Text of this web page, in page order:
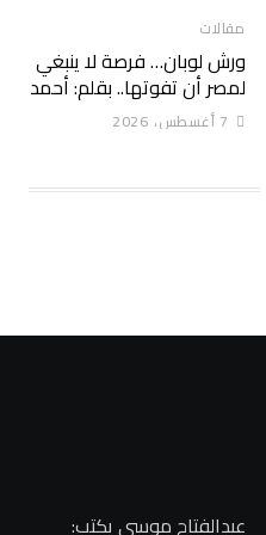
مقالات
ورش لوبان… فرصة لا ينبغي
لمصر أن تفوتها.. بقلم: أحمد
سلام
7 أغسطس، 2026
عبدالفتاح موسى يكتب: